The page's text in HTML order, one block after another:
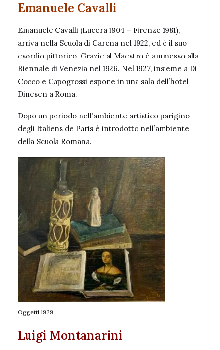
Emanuele Cavalli
Emanuele Cavalli (Lucera 1904 – Firenze 1981),
arriva nella Scuola di Carena nel 1922, ed è il suo
esordio pittorico. Grazie al Maestro è ammesso alla
Biennale di Venezia nel 1926. Nel 1927, insieme a Di
Cocco e Capogrossi espone in una sala dell’hotel
Dinesen a Roma.
Dopo un periodo nell’ambiente artistico parigino
degli Italiens de Paris è introdotto nell’ambiente
della Scuola Romana.
Oggetti 1929
Luigi Montanarini